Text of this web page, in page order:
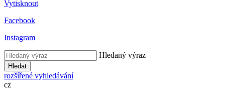
Vytisknout
Facebook
Instagram
Hledaný výraz
Hledat
rozšířené vyhledávání
cz